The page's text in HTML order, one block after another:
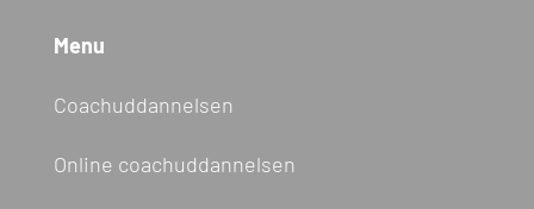
Menu
Coachuddannelsen
Online coachuddannelsen